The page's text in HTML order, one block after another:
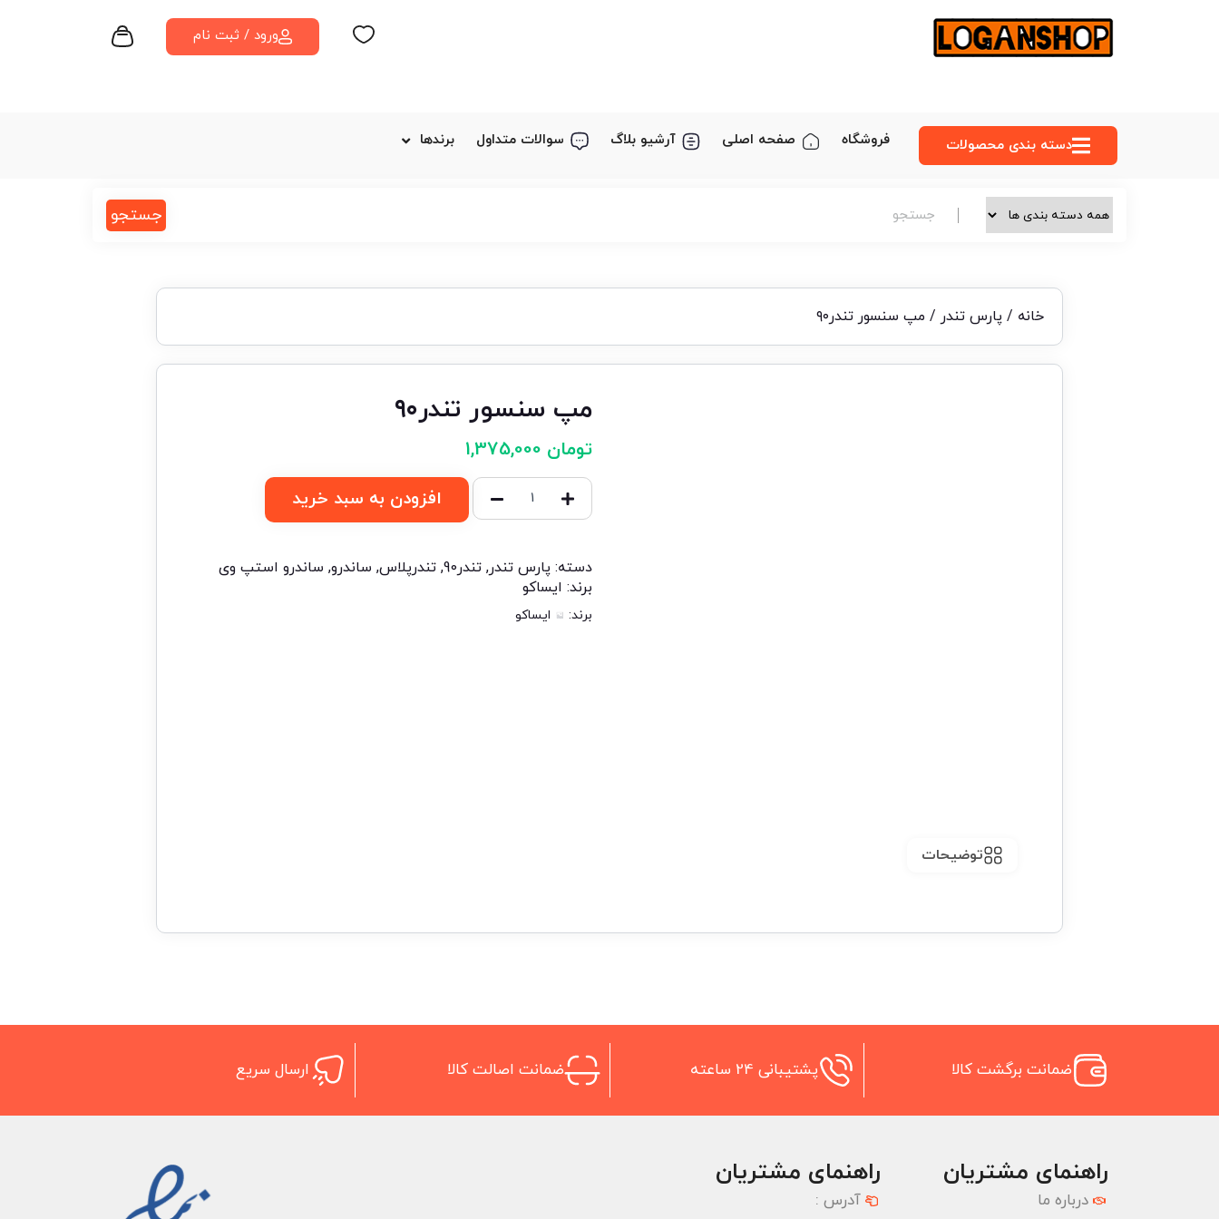
ورود / ثبت نام
دسته‌ بندی محصولات فروشگاه صفحه اصلی آرشیو بلاگ سوالات متداول برندها
جستجو
خانه / پارس تندر / مپ سنسور تندر۹۰
مپ سنسور تندر۹۰
تومان
افزودن به سبد خرید
دسته: پارس تندر, تندر90 , تندرپلاس, ساندرو, ساندرو استپ وی
برند: ایساکو
برند: ایساکو
توضیحات
ضمانت برگشت کالا پشتیبانی 24 ساعته ضمانت اصالت کالا ارسال سریع
راهنمای مشتریان
درباره ما
راهنمای مشتریان
آدرس :